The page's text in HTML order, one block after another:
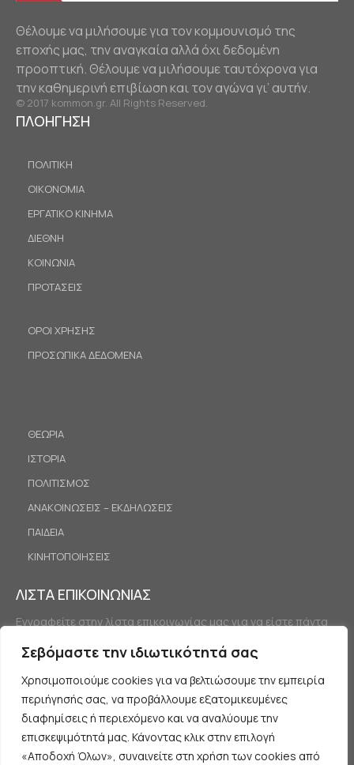
Σεβόμαστε την ιδιωτικότητά σας
Χρησιμοποιούμε cookies για να βελτιώσουμε την εμπειρία
περιήγησής σας, να προβάλλουμε εξατομικευμένες
διαφημίσεις ή περιεχόμενο και να αναλύουμε την
επισκεψιμότητά μας. Κάνοντας κλικ στην επιλογή
«Αποδοχή Όλων», συναινείτε στη χρήση των cookies από
Θέλουμε να μιλήσουμε για τον κομμουνισμό της
εποχής μας, την αναγκαία αλλά όχι δεδομένη
προοπτική. Θέλουμε να μιλήσουμε ταυτόχρονα για
την καθημερινή επιβίωση και τον αγώνα γι’ αυτήν.
© 2017 kommon.gr. All Rights Reserved.
ΠΛΟΗΓΗΣΗ
ΠΟΛΙΤΙΚΗ
ΟΙΚΟΝΟΜΙΑ
ΕΡΓΑΤΙΚΟ ΚΙΝΗΜΑ
ΔΙΕΘΝΗ
ΚΟΙΝΩΝΙΑ
ΠΡΟΤΑΣΕΙΣ
ΟΡΟΙ ΧΡΗΣΗΣ
ΠΡΟΣΩΠΙΚΑ ΔΕΔΟΜΕΝΑ
ΘΕΩΡΙΑ
ΙΣΤΟΡΙΑ
ΠΟΛΙΤΙΣΜΟΣ
ΑΝΑΚΟΙΝΩΣΕΙΣ – ΕΚΔΗΛΩΣΕΙΣ
ΠΑΙΔΕΙΑ
ΚΙΝΗΤΟΠΟΙΗΣΕΙΣ
ΛΙΣΤΑ ΕΠΙΚΟΙΝΩΝΙΑΣ
Εγγραφείτε στην λίστα επικοινωνίας μας για να είστε πάντα
Εγγραφή